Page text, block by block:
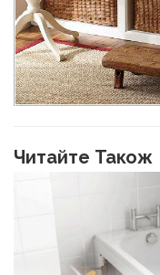
Читайте Також